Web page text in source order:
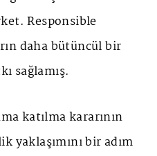
Responsible
daha bütüncül bir
sağlamış.
katılma kararının
bir adım